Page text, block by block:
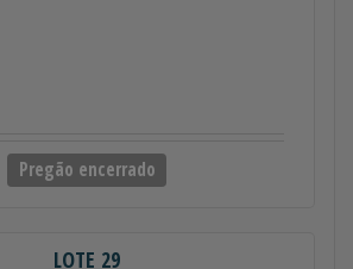
Pregão encerrado
LOTE 29